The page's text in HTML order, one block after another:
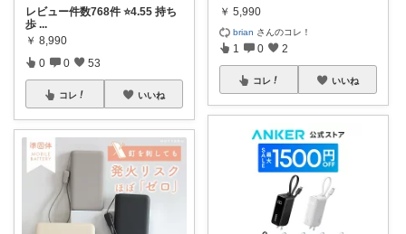
レビュー件数768件 ⭐️4.55 持ち
歩 ...
￥ 8,990
0 0 53
コレ いいね
￥ 5,990
brian さんのコレ！
1 0 2
コレ いいね